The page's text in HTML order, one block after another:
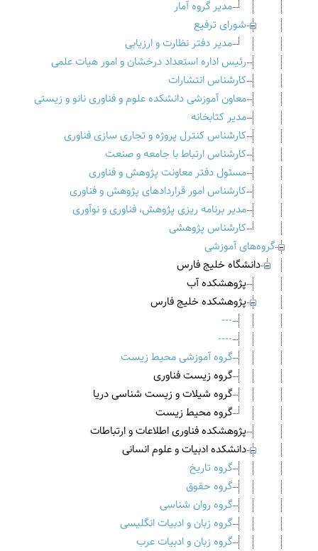
مدیر گروه آمار
شورای ترفیع
مدیر دفتر نظارت و ارزیابی
رئیس اداره استعداد درخشان و امور هیات علمی
کارشناس انتشارات
معاون آموزشی دانشکده علوم و فناوری نانو و زیستی
مدیر کتابخانه
کارشناس کنترل پروژه و تجاری سازی فناوری
کارشناس ارتباط با جامعه و صنعت
مسئول دفتر معاونت پژوهش و فناوری
کارشناس امور قراردادهای پژوهش و فناوری
مدیر برنامه ریزی پژوهش، فناوری و نوآوری
کارشناس پژوهشی
گروه‌های آموزشی
دانشگاه خلیج فارس
پژوهشکده آب
پژوهشکده خلیج فارس
----
گروه آموزشی محیط زیست
گروه زیست فناوری
گروه شیلات و زیست شناسی دریا
گروه محیط زیست
پژوهشکده فناوری اطلاعات و ارتباطات
دانشکده ادبیات و علوم انسانی
گروه تاریخ
گروه حقوق
گروه روان شناسی
گروه زبان و ادبیات انگلیسی
گروه زبان و ادبیات عرب